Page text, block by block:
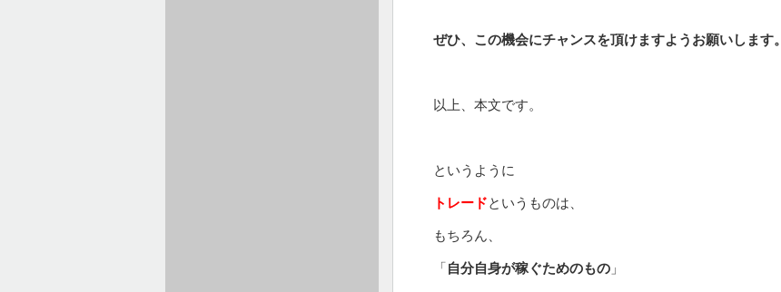
ぜひ、この機会にチャンスを頂けますようお願いします。
以上、本文です。
というように
トレードというものは、
もちろん、
「自分自身が稼ぐためのもの 」